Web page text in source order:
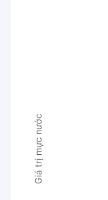
Giá trị mực nước